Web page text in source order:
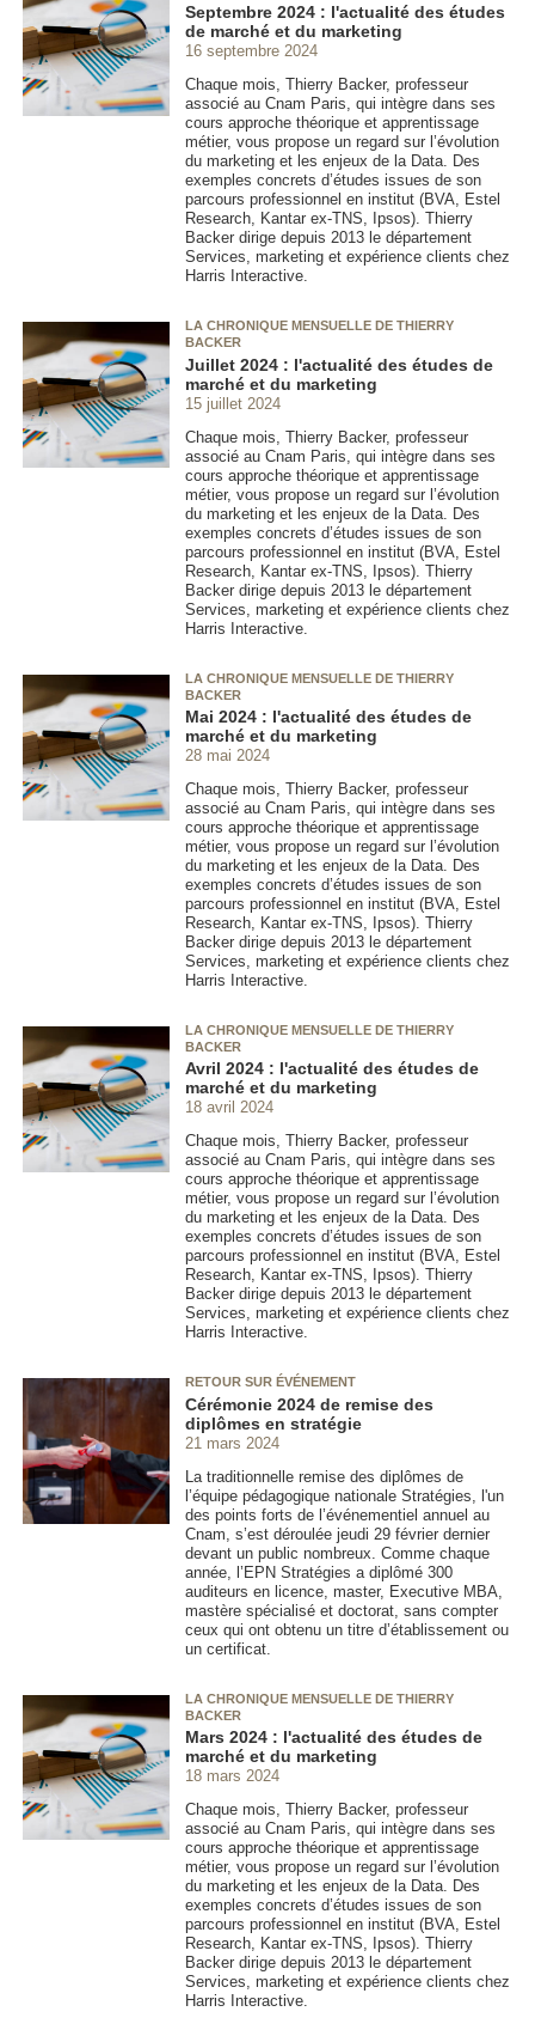
Septembre 2024 : l'actualité des études
de marché et du marketing
16 septembre 2024
Chaque mois, Thierry Backer, professeur
associé au Cnam Paris, qui intègre dans ses
cours approche théorique et apprentissage
métier, vous propose un regard sur l’évolution
du marketing et les enjeux de la Data. Des
exemples concrets d’études issues de son
parcours professionnel en institut (BVA, Estel
Research, Kantar ex-TNS, Ipsos). Thierry
Backer dirige depuis 2013 le département
Services, marketing et expérience clients chez
Harris Interactive.
LA CHRONIQUE MENSUELLE DE THIERRY
BACKER
Juillet 2024 : l'actualité des études de
marché et du marketing
15 juillet 2024
Chaque mois, Thierry Backer, professeur
associé au Cnam Paris, qui intègre dans ses
cours approche théorique et apprentissage
métier, vous propose un regard sur l’évolution
du marketing et les enjeux de la Data. Des
exemples concrets d’études issues de son
parcours professionnel en institut (BVA, Estel
Research, Kantar ex-TNS, Ipsos). Thierry
Backer dirige depuis 2013 le département
Services, marketing et expérience clients chez
Harris Interactive.
LA CHRONIQUE MENSUELLE DE THIERRY
BACKER
Mai 2024 : l'actualité des études de
marché et du marketing
28 mai 2024
Chaque mois, Thierry Backer, professeur
associé au Cnam Paris, qui intègre dans ses
cours approche théorique et apprentissage
métier, vous propose un regard sur l’évolution
du marketing et les enjeux de la Data. Des
exemples concrets d’études issues de son
parcours professionnel en institut (BVA, Estel
Research, Kantar ex-TNS, Ipsos). Thierry
Backer dirige depuis 2013 le département
Services, marketing et expérience clients chez
Harris Interactive.
LA CHRONIQUE MENSUELLE DE THIERRY
BACKER
Avril 2024 : l'actualité des études de
marché et du marketing
18 avril 2024
Chaque mois, Thierry Backer, professeur
associé au Cnam Paris, qui intègre dans ses
cours approche théorique et apprentissage
métier, vous propose un regard sur l’évolution
du marketing et les enjeux de la Data. Des
exemples concrets d’études issues de son
parcours professionnel en institut (BVA, Estel
Research, Kantar ex-TNS, Ipsos). Thierry
Backer dirige depuis 2013 le département
Services, marketing et expérience clients chez
Harris Interactive.
RETOUR SUR ÉVÉNEMENT
Cérémonie 2024 de remise des
diplômes en stratégie
21 mars 2024
La traditionnelle remise des diplômes de
l’équipe pédagogique nationale Stratégies, l'un
des points forts de l’événementiel annuel au
Cnam, s’est déroulée jeudi 29 février dernier
devant un public nombreux. Comme chaque
année, l’EPN Stratégies a diplômé 300
auditeurs en licence, master, Executive MBA,
mastère spécialisé et doctorat, sans compter
ceux qui ont obtenu un titre d’établissement ou
un certificat.
LA CHRONIQUE MENSUELLE DE THIERRY
BACKER
Mars 2024 : l'actualité des études de
marché et du marketing
18 mars 2024
Chaque mois, Thierry Backer, professeur
associé au Cnam Paris, qui intègre dans ses
cours approche théorique et apprentissage
métier, vous propose un regard sur l’évolution
du marketing et les enjeux de la Data. Des
exemples concrets d’études issues de son
parcours professionnel en institut (BVA, Estel
Research, Kantar ex-TNS, Ipsos). Thierry
Backer dirige depuis 2013 le département
Services, marketing et expérience clients chez
Harris Interactive.